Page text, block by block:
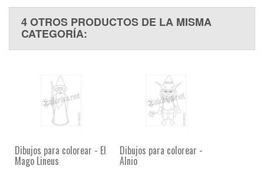
4 OTROS PRODUCTOS DE LA MISMA
CATEGORÍA:
Dibujos para colorear - El
Mago Lineus
Dibujos para colorear -
Alnio